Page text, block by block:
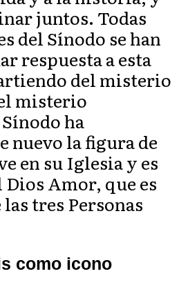
juntos. Todas
del Sínodo se han
respuesta a esta
del misterio
misterio
ha
nuevo la figura de
en su Iglesia y es
Amor, que es
tres Personas
como icono